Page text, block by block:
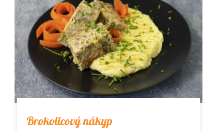
Brokolicový nákyp